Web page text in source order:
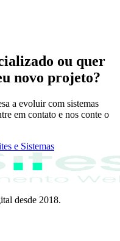
ou quer
novo projeto?
a evoluir com sistemas
em contato e nos conte o
e Sistemas
desde 2018.